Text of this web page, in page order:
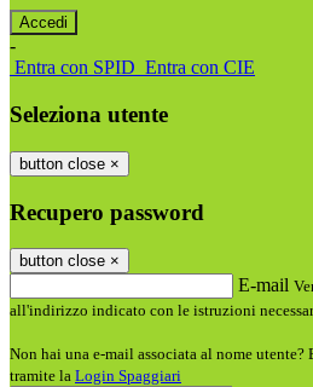
-
Entra con SPID Entra con CIE
Seleziona utente
button close ×
Recupero password
button close ×
E-mail
all'indirizzo indicato con le istruzioni
Non hai una e-mail associata al nome utente?
tramite la Login Spaggiari